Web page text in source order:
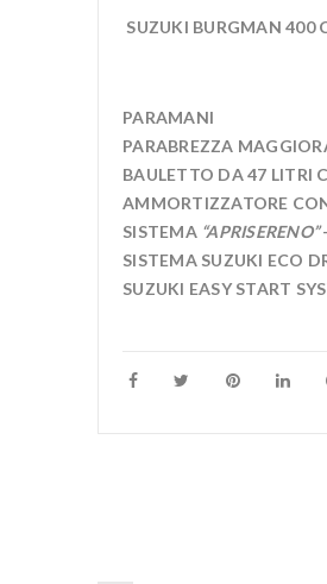
SUZUKI BURGMAN 400
PARAMANI
PARABREZZA
BAULETTO DA 47 LITRI
AMMORTIZZATORE
SISTEMA “APRISERENO”
SISTEMA SUZUKI ECO
SUZUKI EASY START